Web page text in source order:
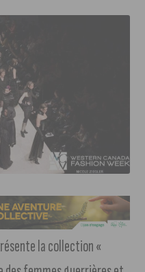
la collection «